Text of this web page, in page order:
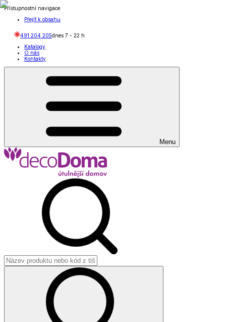
Přístupnostní navigace
Přejít k obsahu
491 204 205dnes 7 - 22 h
Katalogy
O nás
Kontakty
Menu